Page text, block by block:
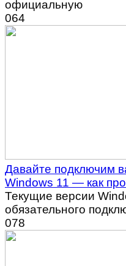
официальную
064
Давайте подключим
Windows 11 — как
Текущие версии
обязательного
078